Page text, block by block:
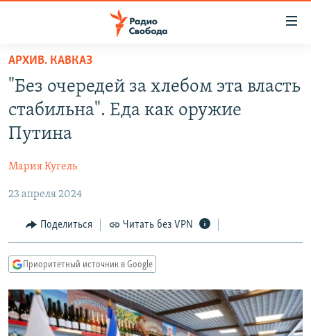
упрощенного
доступа
Вернуться
основному
Вернутся
навигации
Вернутся
поиску
ПРОГРАММЫ
ПОДКАСТЫ
АВТОРСКИЕ ПРОЕКТЫ
МНЕНИЯ
КУЛЬТУРА
IDEL.РЕАЛИИ
СЕВЕР.РЕАЛИИ
СИБИРЬ.РЕАЛИИ
РАСПИСАНИЕ ВЕЩАНИЯ
АРХИВ. КАВКАЗ
"Без очередей за хлебом эта власть
стабильна". Еда как оружие
Путина
Мария Кугель
23 апреля 2024
Поделиться Читать без VPN
Приоритетный источник в Google